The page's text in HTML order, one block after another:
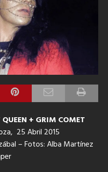
+ GRIM COMET
25 Abril 2015
– Fotos: Alba Martínez